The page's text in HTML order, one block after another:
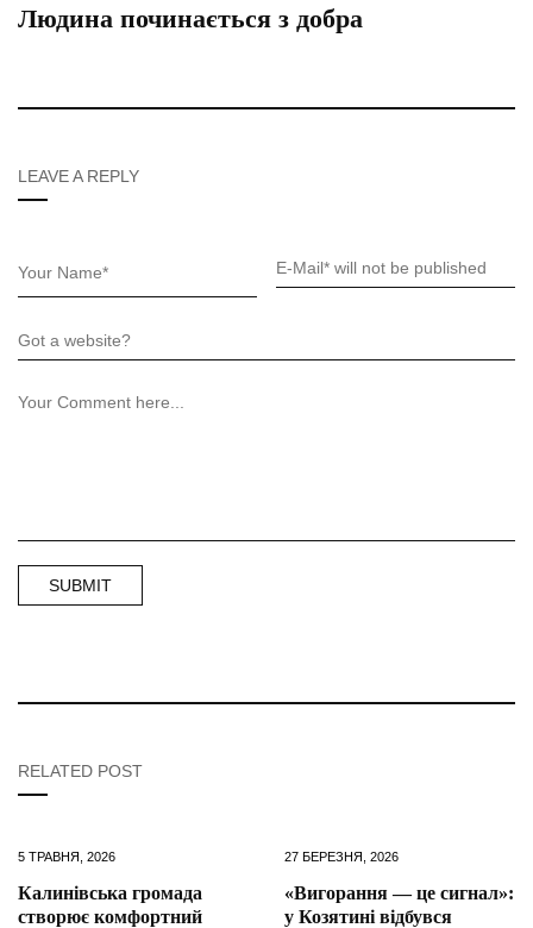
Людина починається з добра
LEAVE A REPLY
RELATED POST
5 ТРАВНЯ, 2026
Калинівська громада
створює комфортний
27 БЕРЕЗНЯ, 2026
«Вигорання — це сигнал»:
у Козятині відбувся